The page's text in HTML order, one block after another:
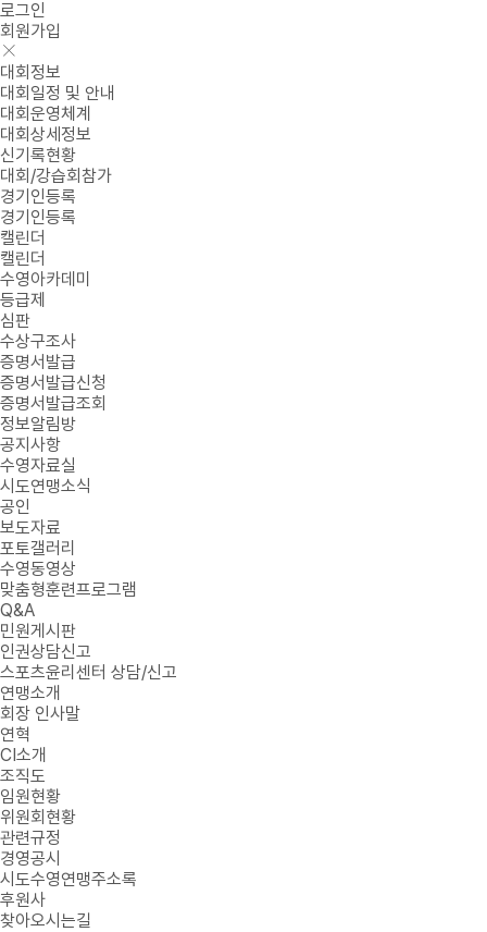
로그인
회원가입
대회정보
대회일정 및 안내
대회운영체계
대회상세정보
신기록현황
대회/강습회참가
경기인등록
경기인등록
캘린더
캘린더
수영아카데미
등급제
심판
수상구조사
증명서발급
증명서발급신청
증명서발급조회
정보알림방
공지사항
수영자료실
시도연맹소식
공인
보도자료
포토갤러리
수영동영상
맞춤형훈련프로그램
Q&A
민원게시판
인권상담신고
스포츠윤리센터 상담/신고
연맹소개
회장 인사말
연혁
CI소개
조직도
임원현황
위원회현황
관련규정
경영공시
시도수영연맹주소록
후원사
찾아오시는길